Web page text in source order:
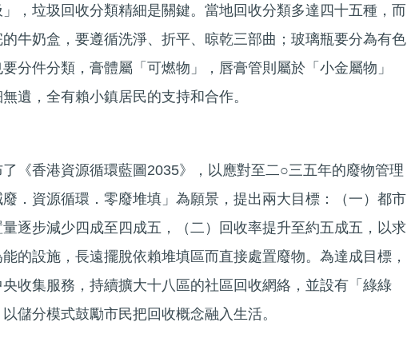
，垃圾回收分類精細是關鍵。當地回收分類多達四十五種，而
的牛奶盒，要遵循洗淨、折平、晾乾三部曲；玻璃瓶要分為有色
分件分類，膏體屬「可燃物」，唇膏管則屬於「小金屬物」
遺，全有賴小鎮居民的支持和合作。
《香港資源循環藍圖2035》，以應對至二○三五年的廢物管理
．資源循環．零廢堆填」為願景，提出兩大目標：（一）都市
逐步減少四成至四成五，（二）回收率提升至約五成五，以求
的設施，長遠擺脫依賴堆填區而直接處置廢物。為達成目標，
收集服務，持續擴大十八區的社區回收網絡，並設有「綠綠
儲分模式鼓勵市民把回收概念融入生活。